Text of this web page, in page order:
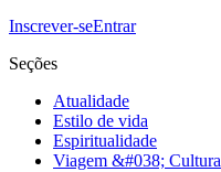
Inscrever-seEntrar
Seções
Atualidade
Estilo de vida
Espiritualidade
Viagem &#038; Cultura